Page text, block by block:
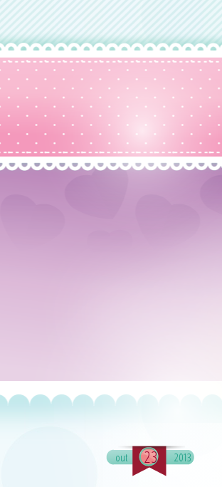
out 23 2013